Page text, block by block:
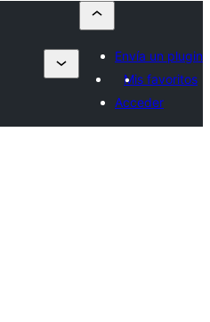
Envía un plugin
Mis favoritos
Acceder